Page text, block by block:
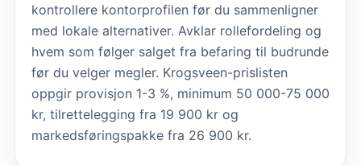
kontrollere kontorprofilen før du sammenligner
med lokale alternativer. Avklar rollefordeling og
hvem som følger salget fra befaring til budrunde
før du velger megler. Krogsveen-prislisten
oppgir provisjon 1-3 %, minimum 50 000-75 000
kr, tilrettelegging fra 19 900 kr og
markedsføringspakke fra 26 900 kr.